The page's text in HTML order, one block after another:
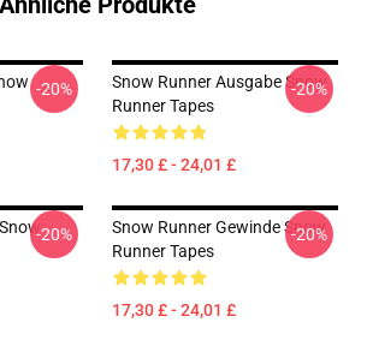
-20%
Snow Runner Ausgabe Snow
Runner Tapes
17,30 £ - 24,01 £
-20%
-20%
Snow Runner Gewinde Snow
Runner Tapes
17,30 £ - 24,01 £
-20%